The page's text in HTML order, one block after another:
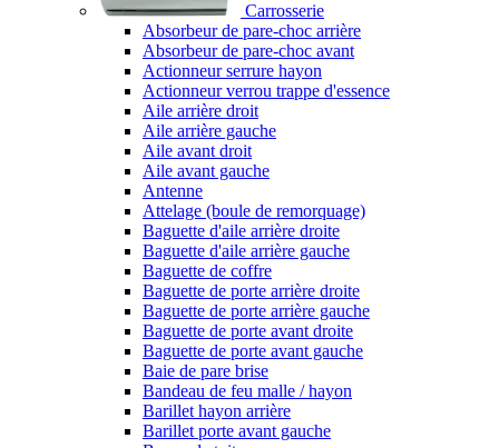
Carrosserie
Absorbeur de pare-choc arrière
Absorbeur de pare-choc avant
Actionneur serrure hayon
Actionneur verrou trappe d'essence
Aile arrière droit
Aile arrière gauche
Aile avant droit
Aile avant gauche
Antenne
Attelage (boule de remorquage)
Baguette d'aile arrière droite
Baguette d'aile arrière gauche
Baguette de coffre
Baguette de porte arrière droite
Baguette de porte arrière gauche
Baguette de porte avant droite
Baguette de porte avant gauche
Baie de pare brise
Bandeau de feu malle / hayon
Barillet hayon arrière
Barillet porte avant gauche